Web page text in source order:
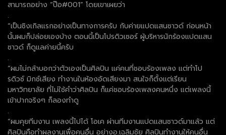
สามารถอย่าง “ป๊อ#001” โดยเขาเผยว่า
.
“เป็นซิงเกิลแรกอย่างเป็นทางการครับ กับค่ายแปดแสนซาวด์ ก่อนหน้า
นั้นผมก็ปล่อยเองบ้าง ตอนนี้เป็นโปรดิวเซอร์ ผู้บริหารนักร้องแปดแสน
ซาวด์ ก็ดูแลค่ายนี้ครับ
.
“ผมไม่กล้าบอกว่าตัวเองเป็นศิลปิน แค่คนที่ชอบร้องเพลง แต่ทำโป
รดิวซ์ มิกซ์เสียง ทำงานในห้องอัดเสียงมา สนใจก็ตั้งแต่เรียน
มหาวิทยาลัย ที่ไม่ใช้คำว่าศิลปิน ก็แค่ชอบร้องเพลงคนหนึ่ง แต่เพลงนี้
เข้าปากจริงๆ ก็ลองทำดู
.
“ผมคุยทีมงาน เพลงนี้ไปได้ โอเค ผ่านทีมงานแปดแสนซาวด์มาแล้ว แต่
ศิลปินคือทำผลงานเพื่อคนอื่น อย่างอ.เฉลิมชัย ศิลปินทำงานให้คนอื่น